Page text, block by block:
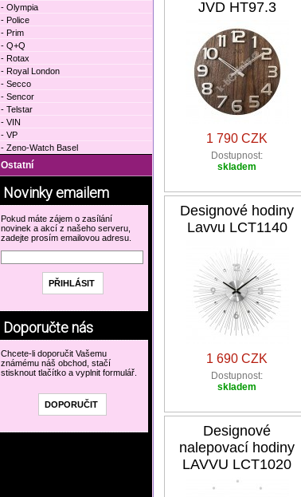
JVD HT97.3
1 790 CZK
Dostupnost:
skladem
Designové hodiny
Lavvu LCT1140
1 690 CZK
Dostupnost:
skladem
Designové
nalepovací hodiny
LAVVU LCT1020
- Olympia
- Police
- Prim
- Q+Q
- Rotax
- Royal London
- Secco
- Sencor
- Telstar
- VIN
- VP
- Zeno-Watch Basel
Ostatní
Novinky emailem
Pokud máte zájem o zasílání
novinek a akcí z našeho serveru,
zadejte prosím emailovou adresu.
Doporučte nás
Chcete-li doporučit Vašemu
známému náš obchod, stačí
stisknout tlačítko a vyplnit formulář.